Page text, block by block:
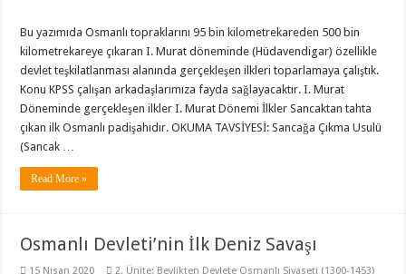
Bu yazımıda Osmanlı topraklarını 95 bin kilometrekareden 500 bin
kilometrekareye çıkaran I. Murat döneminde (Hüdavendigar) özellikle
devlet teşkilatlanması alanında gerçekleşen ilkleri toparlamaya çalıştık.
Konu KPSS çalışan arkadaşlarımıza fayda sağlayacaktır. I. Murat
Döneminde gerçekleşen ilkler I. Murat Dönemi İlkler Sancaktan tahta
çıkan ilk Osmanlı padişahıdır. OKUMA TAVSİYESİ: Sancağa Çıkma Usulü
(Sancak …
Read More »
Osmanlı Devleti’nin İlk Deniz Savaşı
15 Nisan 2020
2. Ünite: Beylikten Devlete Osmanlı Siyaseti (1300-1453)